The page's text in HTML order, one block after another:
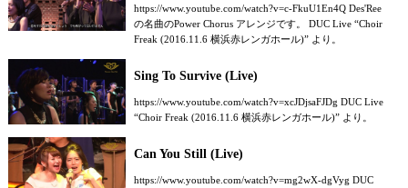
https://www.youtube.com/watch?v=c-FkuU1En4Q Des'Ree
の名曲のPower Chorus アレンジです。 DUC Live “Choir
Freak (2016.11.6 横浜赤レンガホール)” より。
Sing To Survive (Live)
https://www.youtube.com/watch?v=xcJDjsaFJDg DUC Live
“Choir Freak (2016.11.6 横浜赤レンガホール)” より。
Can You Still (Live)
https://www.youtube.com/watch?v=mg2wX-dgVyg DUC